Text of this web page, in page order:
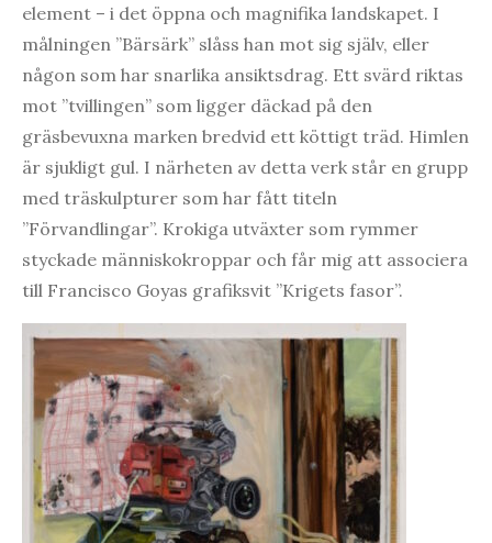
element – i det öppna och magnifika landskapet. I
målningen ”Bärsärk” slåss han mot sig själv, eller
någon som har snarlika ansiktsdrag. Ett svärd riktas
mot ”tvillingen” som ligger däckad på den
gräsbevuxna marken bredvid ett köttigt träd. Himlen
är sjukligt gul. I närheten av detta verk står en grupp
med träskulpturer som har fått titeln
”Förvandlingar”. Krokiga utväxter som rymmer
styckade människokroppar och får mig att associera
till Francisco Goyas grafiksvit ”Krigets fasor”.